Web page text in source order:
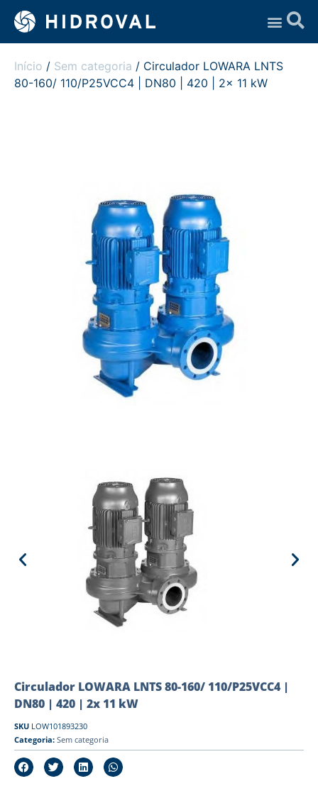
Início / Sem categoria / Circulador LOWARA LNTS
80-160/ 110/P25VCC4 | DN80 | 420 | 2x 11 kW
Circulador LOWARA LNTS 80-160/ 110/P25VCC4 |
DN80 | 420 | 2x 11 kW
SKU LOW101893230
Categoria: Sem categoria